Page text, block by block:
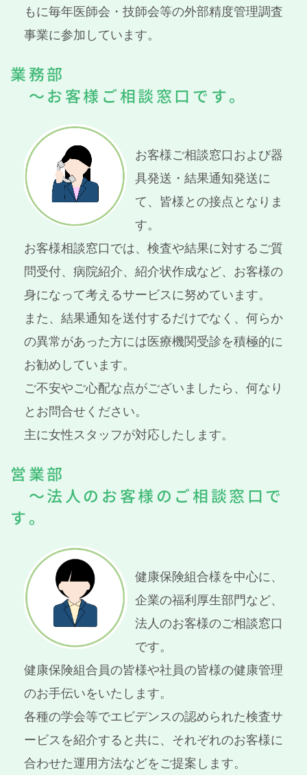
もに毎年医師会・技師会等の外部精度管理調査
事業に参加しています。
業務部
～お客様ご相談窓口です。
お客様ご相談窓口および器
具発送・結果通知発送に
て、皆様との接点となりま
す。
お客様相談窓口では、検査や結果に対するご質
問受付、病院紹介、紹介状作成など、お客様の
身になって考えるサービスに努めています。
また、結果通知を送付するだけでなく、何らか
の異常があった方には医療機関受診を積極的に
お勧めしています。
ご不安やご心配な点がございましたら、何なり
とお問合せください。
主に女性スタッフが対応したします。
営業部
～法人のお客様のご相談窓口で
す。
健康保険組合様を中心に、
企業の福利厚生部門など、
法人のお客様のご相談窓口
です。
健康保険組合員の皆様や社員の皆様の健康管理
のお手伝いをいたします。
各種の学会等でエビデンスの認められた検査サ
ービスを紹介すると共に、それぞれのお客様に
合わせた運用方法などをご提案します。